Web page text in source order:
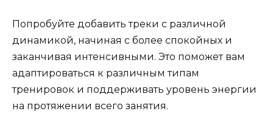
Попробуйте добавить треки с различной
динамикой, начиная с более спокойных и
заканчивая интенсивными. Это поможет вам
адаптироваться к различным типам
тренировок и поддерживать уровень энергии
на протяжении всего занятия.